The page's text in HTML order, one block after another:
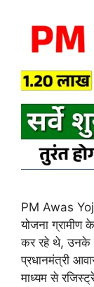
PM Awas
योजना
कर रहे थे, उनके
प्रधानमंत्री
माध्यम से